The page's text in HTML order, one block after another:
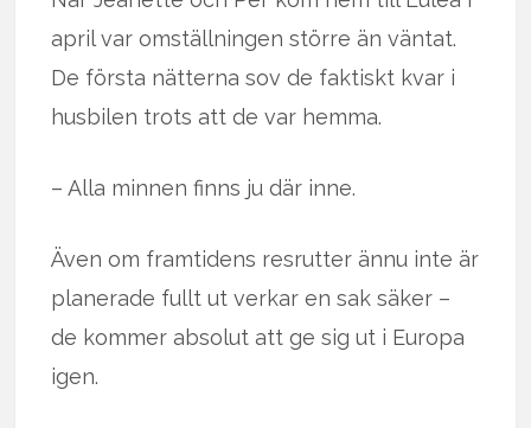
april var omställningen större än väntat.
De första nätterna sov de faktiskt kvar i
husbilen trots att de var hemma.
– Alla minnen finns ju där inne.
Även om framtidens resrutter ännu inte är
planerade fullt ut verkar en sak säker –
de kommer absolut att ge sig ut i Europa
igen.